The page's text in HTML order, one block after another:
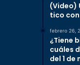
(Video)
tico con
febrero 26,
¿Tiene
cuáles
del 1 de